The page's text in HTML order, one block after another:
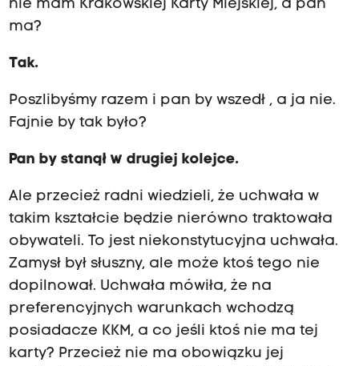
nie mam Krakowskiej Karty Miejskiej, a pan
ma?
Tak.
Poszlibyśmy razem i pan by wszedł , a ja nie.
Fajnie by tak było?
Pan by stanął w drugiej kolejce.
Ale przecież radni wiedzieli, że uchwała w
takim kształcie będzie nierówno traktowała
obywateli. To jest niekonstytucyjna uchwała.
Zamysł był słuszny, ale może ktoś tego nie
dopilnował. Uchwała mówiła, że na
preferencyjnych warunkach wchodzą
posiadacze KKM, a co jeśli ktoś nie ma tej
karty? Przecież nie ma obowiązku jej